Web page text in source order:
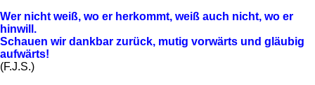
Wer nicht weiß, wo er herkommt, weiß auch nicht, wo er
hinwill.
Schauen wir dankbar zurück, mutig vorwärts und gläubig
aufwärts!
(F.J.S.)